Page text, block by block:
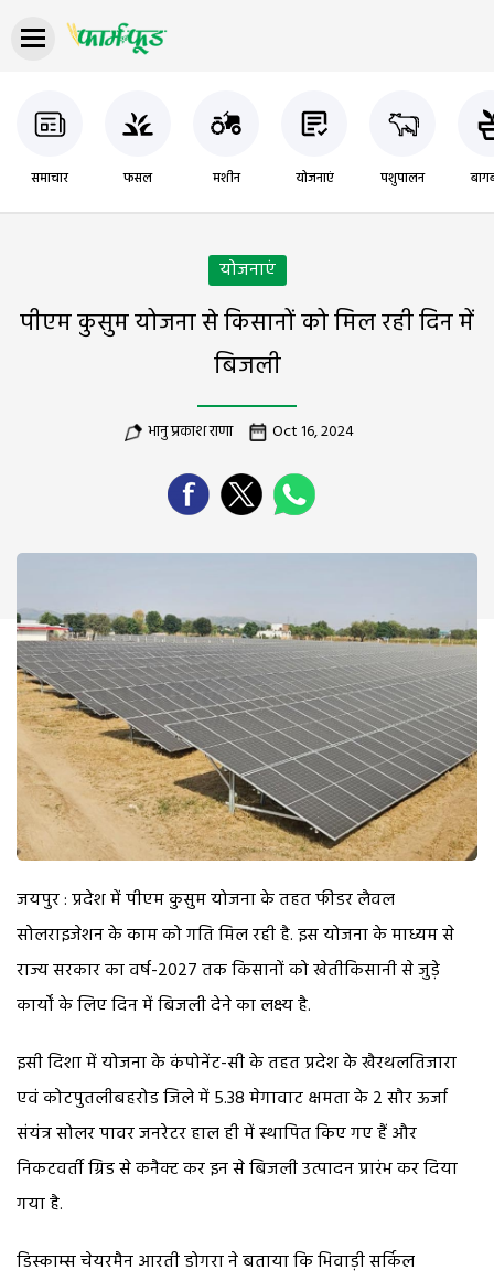
समाचार फसल मशीन योजनाएं पशुपालन
योजनाएं
पीएम कुसुम योजना से किसानों को मिल रही दिन में
बिजली
भानु प्रकाश राणा Oct 16, 2024
जयपुर : प्रदेश में पीएम कुसुम योजना के तहत फीडर लैवल
सोलराइजेशन के काम को गति मिल रही है. इस योजना के माध्यम से
राज्य सरकार का वर्ष-2027 तक किसानों को खेतीकिसानी से जुड़े
कार्यों के लिए दिन में बिजली देने का लक्ष्य है.
इसी दिशा में योजना के कंपोनेंट-सी के तहत प्रदेश के खैरथलतिजारा
एवं कोटपुतलीबहरोड जिले में 5.38 मेगावाट क्षमता के 2 सौर ऊर्जा
संयंत्र सोलर पावर जनरेटर हाल ही में स्थापित किए गए हैं और
निकटवर्ती ग्रिड से कनैक्ट कर इन से बिजली उत्पादन प्रारंभ कर दिया
गया है.
डिस्काम्स चेयरमैन आरती डोगरा ने बताया कि भिवाड़ी सर्किल